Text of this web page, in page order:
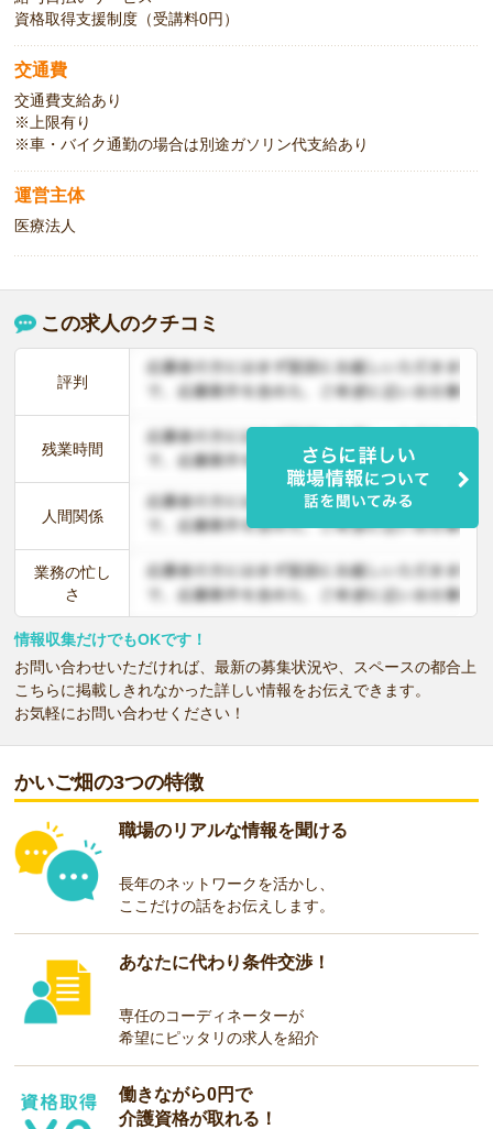
資格取得支援制度（受講料0円）
交通費
交通費支給あり
※上限有り
※車・バイク通勤の場合は別途ガソリン代支給あり
運営主体
医療法人
この求人のクチコミ
評判
残業時間
人間関係
業務の忙し
さ
情報収集だけでもOKです！
お問い合わせいただければ、最新の募集状況や、スペースの都合上
こちらに掲載しきれなかった詳しい情報をお伝えできます。
お気軽にお問い合わせください！
かいご畑の3つの特徴
職場のリアルな情報を聞ける
長年のネットワークを活かし、
ここだけの話をお伝えします。
あなたに代わり条件交渉！
専任のコーディネーターが
希望にピッタリの求人を紹介
働きながら0円で
介護資格が取れる！